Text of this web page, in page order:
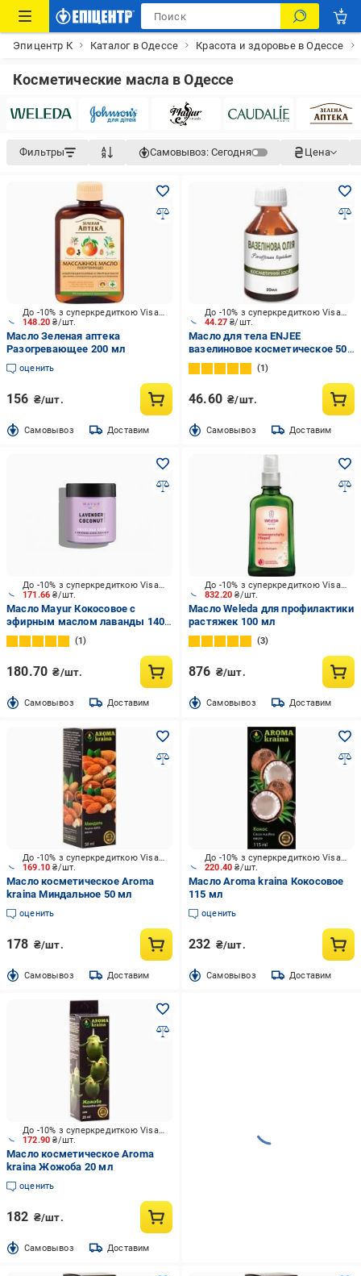
Эпицентр К Каталог в Одессе Красота и здоровье в Одессе
Косметические масла в Одессе
Фильтры Самовывоз: Сегодня Цена
148.20₴/шт.
До -10% з суперкредиткою Visa Вигода
Масло Зеленая аптека
Разогревающее 200 мл
оценить
156 ₴/шт.
Cамовывоз Доставим
44.27₴/шт.
До -10% з суперкредиткою Visa Вигода
Масло для тела ENJEE
вазелиновое косметическое 50
мл
1
46.60 ₴/шт.
Cамовывоз Доставим
171.66₴/шт.
До -10% з суперкредиткою Visa Вигода
Масло Mayur Кокосовое с
эфирным маслом лаванды 140
мл
1
180.70 ₴/шт.
Cамовывоз Доставим
832.20₴/шт.
До -10% з суперкредиткою Visa Вигода
Масло Weleda для профилактики
растяжек 100 мл
3
876 ₴/шт.
Cамовывоз Доставим
169.10₴/шт.
До -10% з суперкредиткою Visa Вигода
Масло косметическое Aroma
kraina Миндальное 50 мл
оценить
178 ₴/шт.
Cамовывоз Доставим
220.40₴/шт.
До -10% з суперкредиткою Visa Вигода
Масло Aroma kraina Кокосовое
115 мл
оценить
232 ₴/шт.
Cамовывоз Доставим
172.90₴/шт.
До -10% з суперкредиткою Visa Вигода
Масло косметическое Aroma
kraina Жожоба 20 мл
оценить
182 ₴/шт.
Cамовывоз Доставим